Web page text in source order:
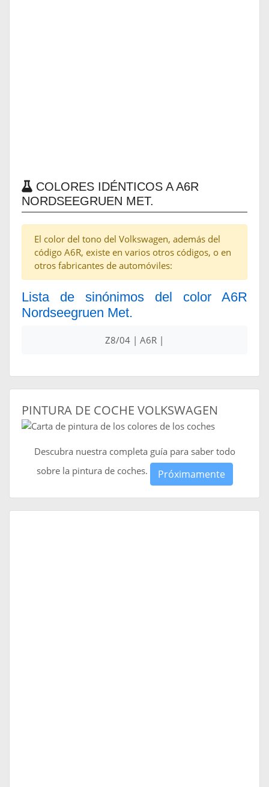
COLORES IDÉNTICOS A A6R
NORDSEEGRUEN MET.
El color del tono del Volkswagen, además del
código A6R, existe en varios otros códigos, o en
otros fabricantes de automóviles:
Lista de sinónimos del color A6R
Nordseegruen Met.
Z8/04 | A6R |
PINTURA DE COCHE VOLKSWAGEN
Descubra nuestra completa guía para saber todo
sobre la pintura de coches.
Próximamente